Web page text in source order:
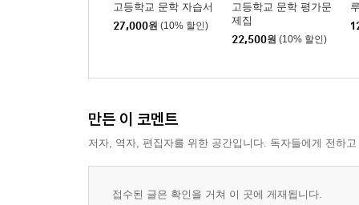
고등학교 문학 자습서
27,000원 (10% 할인)
고등학교 문학 평가문
제집
22,500원 (10% 할인)
만든 이 코멘트
저자, 역자, 편집자를 위한 공간입니다. 독자들에게 전하
접수된 글은 확인을 거쳐 이 곳에 게재됩니다.